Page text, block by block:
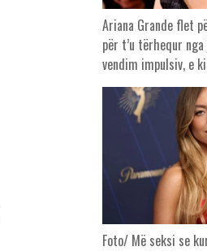
Ariana Grande flet
për t’u tërhequr
vendim impulsiv, e
Foto/ Më seksi se